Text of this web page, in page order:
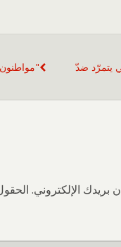
يتمرّد ضدّ
بريدك الإلكتروني.